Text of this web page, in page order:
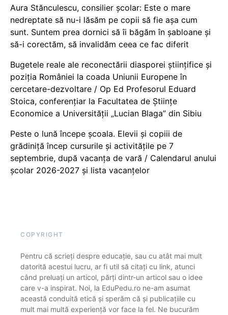
Aura Stănculescu, consilier școlar: Este o mare
nedreptate să nu-i lăsăm pe copii să fie așa cum
sunt. Suntem prea dornici să îi băgăm în șabloane și
să-i corectăm, să invalidăm ceea ce fac diferit
Bugetele reale ale reconectării diasporei științifice și
poziția României la coada Uniunii Europene în
cercetare-dezvoltare / Op Ed Profesorul Eduard
Stoica, conferențiar la Facultatea de Științe
Economice a Universității „Lucian Blaga” din Sibiu
Peste o lună începe școala. Elevii și copiii de
grădiniță încep cursurile și activitățile pe 7
septembrie, după vacanța de vară / Calendarul anului
școlar 2026-2027 și lista vacanțelor
COPYRIGHT
Pentru că scrieți despre educație, sau cu atât mai mult
datorită acestui lucru, ar fi util să citați cu link, atunci
când preluați un articol, părți dintr-un articol sau o idee
care v-a inspirat. Noi, la EduPedu.ro ne-am asumat
această conduită etică și sperăm că și publicațiile cu
mult mai multă experiență vor face la fel. Ne bucurăm